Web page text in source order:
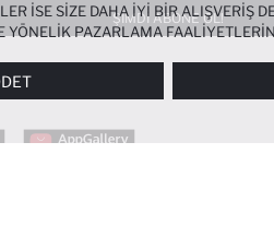
ŞIMDI ABONE OL!
ISE SIZE DAHA IYI BIR
YÖNELIK PAZARLAMA